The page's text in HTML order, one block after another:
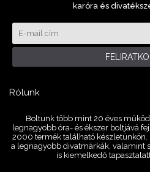
karóra és
Rólunk
Boltunk több mint 20 éves
legnagyobb óra- és ékszer boltjává
2000 termék található
a legnagyobb divatmárkák, valamint
is kiemelkedő